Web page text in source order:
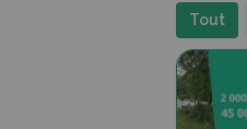
Tout